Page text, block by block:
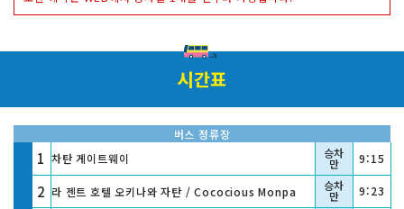
시간표
버스 정류장
1 차탄 게이트웨이 승차
만 9:15
2 라 젠트 호텔 오키나와 자탄 / Cococious Monpa 승차
만 9:23